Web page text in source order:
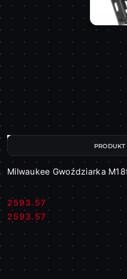
Milwaukee Gwoździarka
Cena:
2593.57
Cena:
2593.57